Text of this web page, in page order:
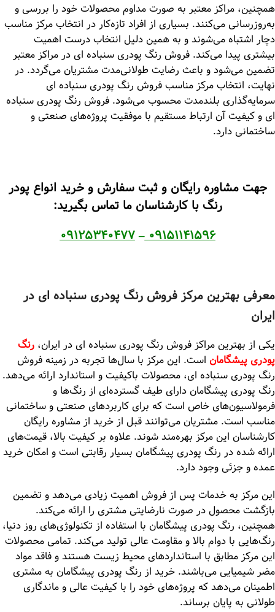
همچنین، مراکز معتبر به صورت مداوم محصولات خود را بررسی و
به‌روزرسانی می‌کنند. بسیاری از افراد تازه‌کار در انتخاب مرکز مناسب
دچار اشتباه می‌شوند و به همین دلیل انتخاب درست اهمیت
بیشتری پیدا می‌کند. فروش رنگ پودری سنباده ای در مراکز معتبر
تضمین می‌شود و باعث رضایت طولانی‌مدت مشتریان می‌گردد. در
نهایت، انتخاب مرکز مناسب فروش رنگ پودری سنباده ای
سرمایه‌گذاری بلندمدت محسوب می‌شود. فروش رنگ پودری سنباده
ای و کیفیت آن ارتباط مستقیم با موفقیت پروژه‌های صنعتی و
ساختمانی دارد.
جهت مشاوره رایگان و ثبت سفارش و خرید انواع پودر
رنگ با کارشناسان ما تماس بگیرید:
۰۹۱۵۱۱۴۱۵۹۶–۰۹۱۲۵۳۴۰۴۷۷
معرفی بهترین مرکز فروش رنگ پودری سنباده ای در
ایران
یکی از بهترین مراکز فروش رنگ پودری سنباده ای در ایران، رنگ
پودری پیشگامان است. این مرکز با سال‌ها تجربه در زمینه فروش
رنگ پودری سنباده ای، محصولات باکیفیت و استاندارد ارائه می‌دهد.
رنگ پودری پیشگامان دارای طیف گسترده‌ای از رنگ‌ها و
فرمولاسیون‌های خاص است که برای کاربردهای صنعتی و ساختمانی
مناسب است. مشتریان می‌توانند قبل از خرید از مشاوره رایگان
کارشناسان این مرکز بهره‌مند شوند. علاوه بر کیفیت بالا، قیمت‌های
ارائه شده در رنگ پودری پیشگامان بسیار رقابتی است و امکان خرید
عمده و جزئی وجود دارد.
این مرکز به خدمات پس از فروش اهمیت زیادی می‌دهد و تضمین
بازگشت محصول در صورت نارضایتی مشتری را ارائه می‌کند.
همچنین، رنگ پودری پیشگامان با استفاده از تکنولوژی‌های روز دنیا،
رنگ‌هایی با دوام بالا و مقاومت عالی تولید می‌کند. تمامی محصولات
این مرکز مطابق با استانداردهای محیط زیست هستند و فاقد مواد
مضر شیمیایی می‌باشند. خرید از رنگ پودری پیشگامان به مشتری
اطمینان می‌دهد که پروژه‌های خود را با کیفیت عالی و ماندگاری
طولانی به پایان برساند.